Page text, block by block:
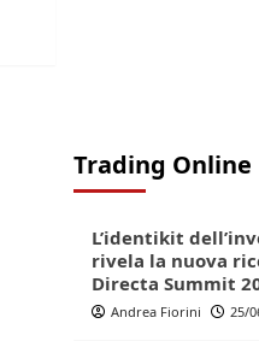
Trading Online
Finanza Lifestyle
L’identikit
rivela la nuova
Directa Summit
Andrea Fiorini 25/